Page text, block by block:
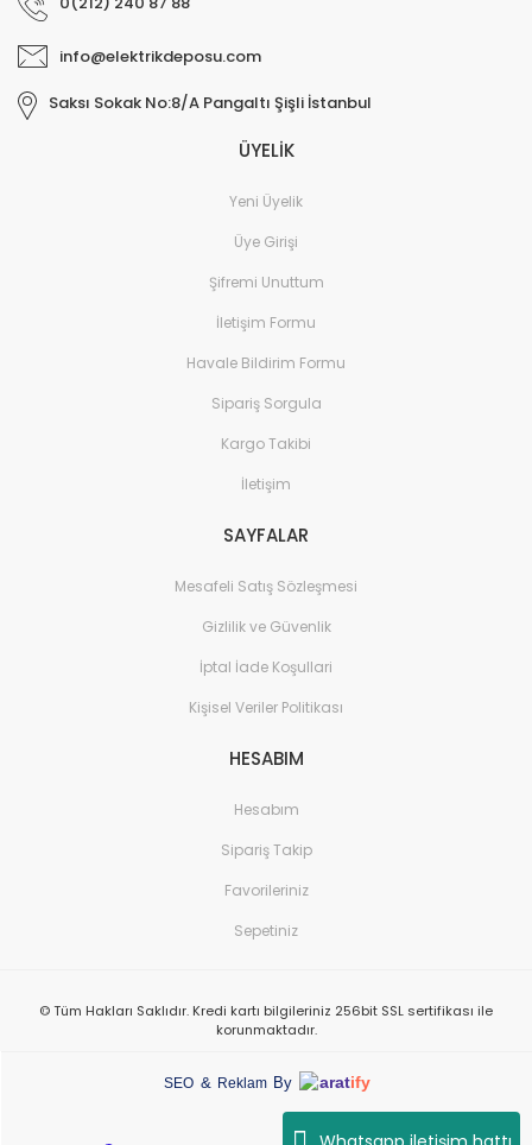
info@elektrikdeposu.com
Saksı Sokak No:8/A Pangaltı Şişli İstanbul
ÜYELİK
Yeni Üyelik
Üye Girişi
Şifremi Unuttum
İletişim Formu
Havale Bildirim Formu
Sipariş Sorgula
Kargo Takibi
İletişim
SAYFALAR
Mesafeli Satış Sözleşmesi
Gizlilik ve Güvenlik
İptal İade Koşullari
Kişisel Veriler Politikası
HESABIM
Hesabım
Sipariş Takip
Favorileriniz
Sepetiniz
© Tüm Hakları Saklıdır. Kredi kartı bilgileriniz 256bit SSL sertifikası ile
korunmaktadır.
SEO & Reklam By aratify